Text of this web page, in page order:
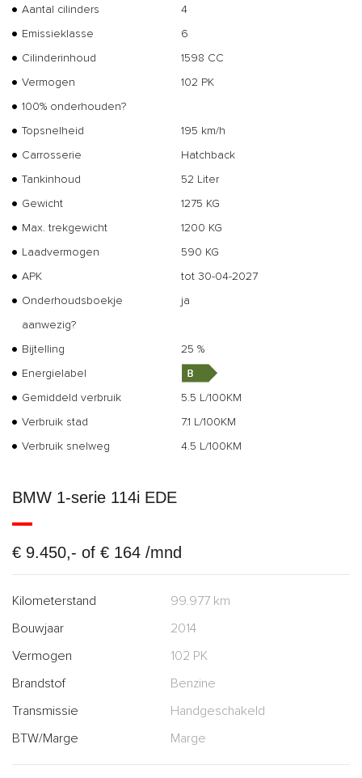
Aantal cilinders
4
Emissieklasse
6
Cilinderinhoud
1598 CC
Vermogen
102 PK
100% onderhouden?
Topsnelheid
195 km/h
Carrosserie
Hatchback
Tankinhoud
52 Liter
Gewicht
1275 KG
Max. trekgewicht
1200 KG
Laadvermogen
590 KG
APK
tot 30-04-2027
Onderhoudsboekje
aanwezig?
ja
Bijtelling
25 %
Energielabel
Gemiddeld verbruik
5.5 L/100KM
Verbruik stad
7.1 L/100KM
Verbruik snelweg
4.5 L/100KM
BMW 1-serie 114i EDE
€ 9.450,- of € 164 /mnd
Kilometerstand
99.977 km
Bouwjaar
2014
Vermogen
102 PK
Brandstof
Benzine
Transmissie
Handgeschakeld
BTW/Marge
Marge